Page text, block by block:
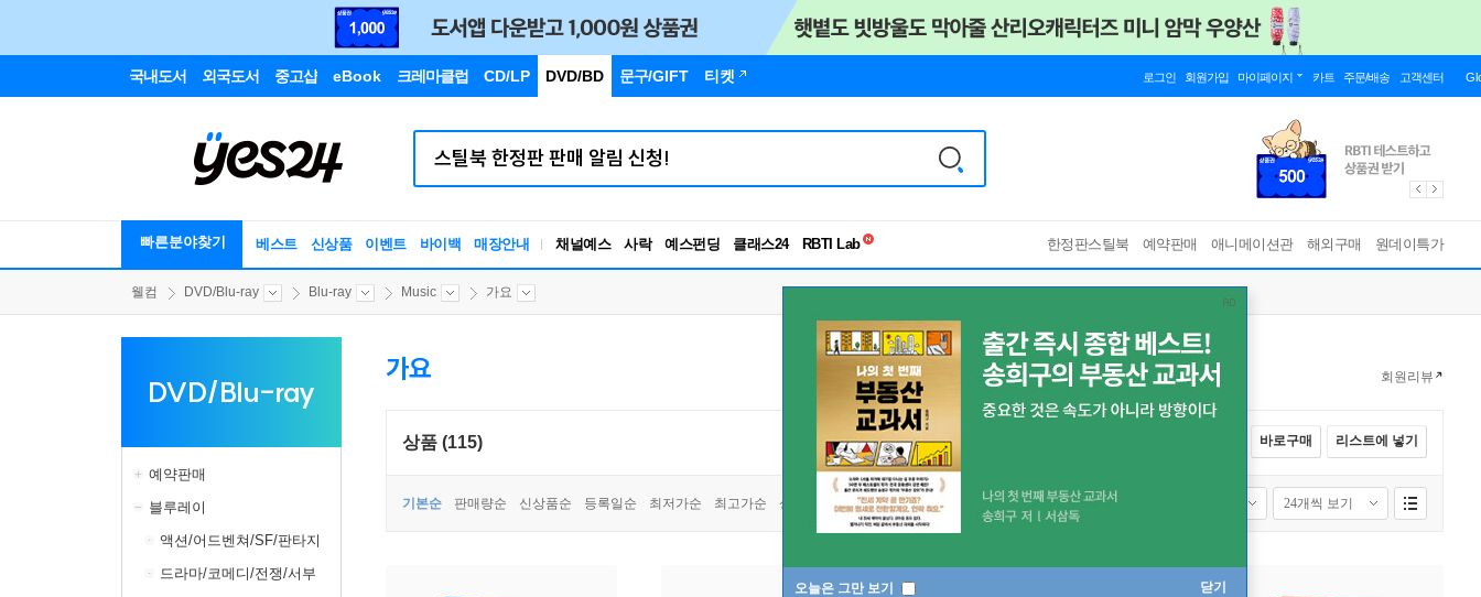
국내도서 외국도서 중고샵 eBook 크레마클럽 CD/LP DVD/BD 문구/GIFT 티켓 로그인 회원가입 마이페이지 카트 주문/배송 고객센터
빠른분야찾기 베스트 신상품 이벤트 바이백 매장안내 채널예스 사락 예스펀딩 클래스24
RBTI Lab
한정판스틸북 예약판매 애니메이션관 해외구매 원데이특가
오늘은 그만 보기 닫기
웰컴 DVD/Blu-ray Blu-ray Music 가요
DVD/Blu-ray
예약판매
블루레이
액션/어드벤쳐/SF/판타지
드라마/코메디/전쟁/서부
가요 회원리뷰
상품 (115) 바로구매 리스트에 넣기
기본순 판매량순 신상품순 등록일순 최저가순 최고가순 상품명순